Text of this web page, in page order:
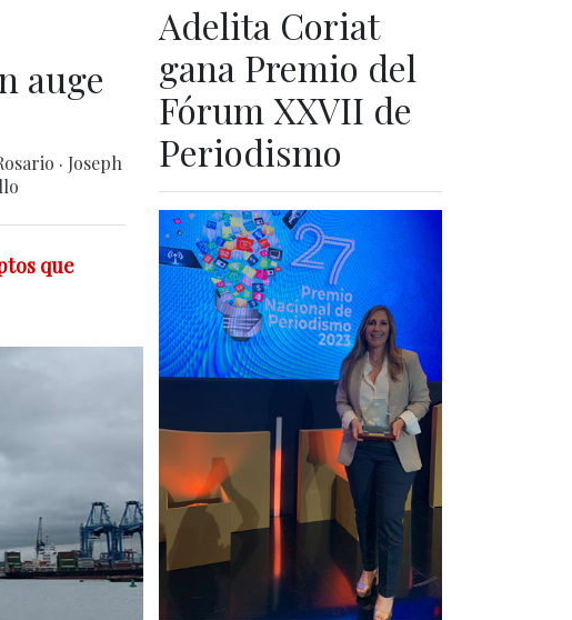
auge
· Joseph
que
Adelita Coriat
gana Premio del
Fórum XXVII de
Periodismo